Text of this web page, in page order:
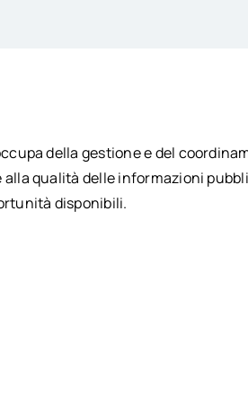
della gestione e del
qualità delle informazioni
disponibili.